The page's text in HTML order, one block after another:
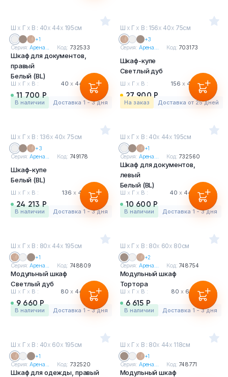
Ш х Г х В : 40х 44х 195см
+1
Серия:Арена... Код: 732533
Шкаф для документов,
правый
Белый (BL)
Ш х Г х В : 40 х44 195 см
11 700 Р
в наличии Доставка 1 - 3 дня
Ш х Г х В : 156х 40х 75см
+3
Серия: Арена... Код: 703173
Шкаф-купе
Светлый дуб
Ш х Г х В : 156 х 40 х75 см
27 900 Р
На заказ Доставка от 25 дней
Ш х Г х В : 136х 40х 75см
+3
Серия:Арена... Код: 749178
Шкаф-купе
Белый (BL)
Ш х Г х В : 136 х40 х75 см
24 213 Р
в наличии Доставка 1 - 3 дня
Ш х Г х В : 40х 44х 195см
+1
Серия: Арена... Код: 732560
Шкаф для документов,
левый
Белый (BL)
Ш х Г х В : 40 х 44 195 см
10 600 Р
в наличии Доставка 1 - 3 дня
Ш х Г х В : 80х 44х 195см
+1
Серия:Арена... Код: 748809
Модульный шкаф
Светлый дуб
Ш х Г х В : 80 х44 195 см
9 660 Р
в наличии Доставка 1 - 3 дня
Ш х Г х В : 80х 60х 80см
+2
Серия: Арена... Код: 748754
Модульный шкаф
Тортора
Ш х Г х В : 80 х 60 х80 см
6 615 Р
в наличии Доставка 1 - 3 дня
Ш х Г х В : 40х 60х 195см
+1
Серия:Арена... Код: 732520
Шкаф для одежды, правый
Ш х Г х В : 80х 44х 118см
+1
Серия: Арена... Код: 748771
Модульный шкаф